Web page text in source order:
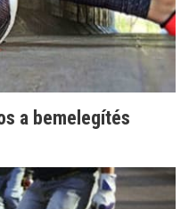
a bemelegítés